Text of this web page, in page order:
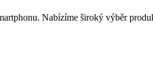
Nabízíme široký výběr